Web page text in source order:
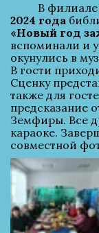
В
2024 года
«Новый год
вспоминали и
окунулись в
В гости
Сценку
также для
предсказание
Земфиры. Все
караоке.
совместной